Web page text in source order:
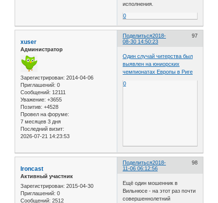
исполнения.
0
Поделиться 97
2018-
08-30 14:50:23
xuser
Администратор
Зарегистрирован: 2014-04-06
Приглашений: 0
Сообщений: 12111
Уважение: +3655
Позитив: +4528
Провел на форуме:
7 месяцев 3 дня
Последний визит:
2026-07-21 14:23:53
Один случай читерства был
выявлен на юниорских
чемпионатах Европы в Риге
0
Поделиться 98
2018-
11-06 06:12:56
Ironcast
Активный участник
Зарегистрирован: 2015-04-30
Приглашений: 0
Сообщений: 2512
Ещё один мошенник в
Вильнюсе - на этот раз почти
совершеннолетний